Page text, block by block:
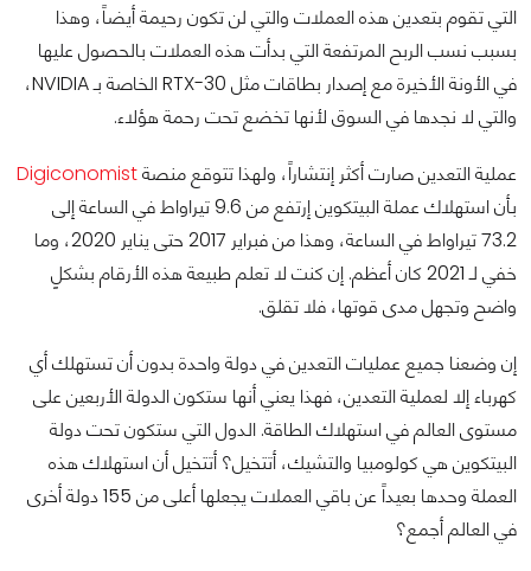
التي تقوم بتعدين هذه العملات والتي لن تكون رحيمة أيضاً، وهذا
بسبب نسب الربح المرتفعة التي بدأت هذه العملات بالحصول عليها
في الأونة الأخيرة مع إصدار بطاقات مثل RTX-30 الخاصة بـ NVIDIA،
والتي لا نجدها في السوق لأنها تخضع تحت رحمة هؤلاء.
عملية التعدين صارت أكثر إنتشاراً، ولهذا تتوقع منصةDigiconomist
بأن استهلاك عملة البيتكوين إرتفع من 9.6 تيراواط في الساعة إلى
73.2 تيراواط في الساعة، وهذا من فبراير 2017 حتى يناير 2020، وما
خفي لـ 2021 كان أعظم. إن كنت لا تعلم طبيعة هذه الأرقام بشكلٍ
واضح وتجهل مدى قوتها، فلا تقلق.
إن وضعنا جميع عمليات التعدين في دولة واحدة بدون أن تستهلك أي
كهرباء إلا لعملية التعدين، فهذا يعني أنها ستكون الدولة الأربعين على
مستوى العالم في استهلاك الطاقة. الدول التي ستكون تحت دولة
البيتكوين هي كولومبيا والتشيك، أتتخيل؟ أتتخيل أن استهلاك هذه
العملة وحدها بعيداً عن باقي العملات يجعلها أعلى من 155 دولة أخرى
في العالم أجمع؟